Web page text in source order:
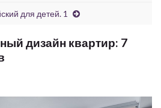
для детей. 1
дизайн квартир: 7